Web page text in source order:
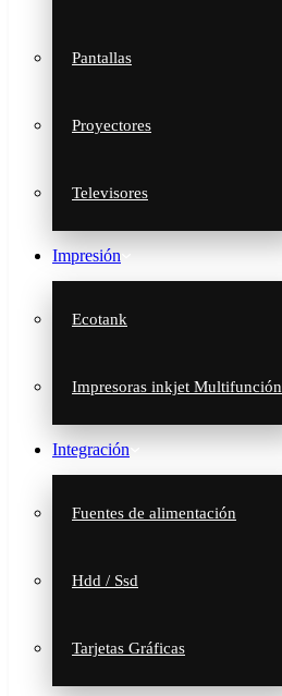
Pantallas
Proyectores
Televisores
Impresión
Ecotank
Impresoras inkjet Multifunción
Integración
Fuentes de alimentación
Hdd / Ssd
Tarjetas Gráficas